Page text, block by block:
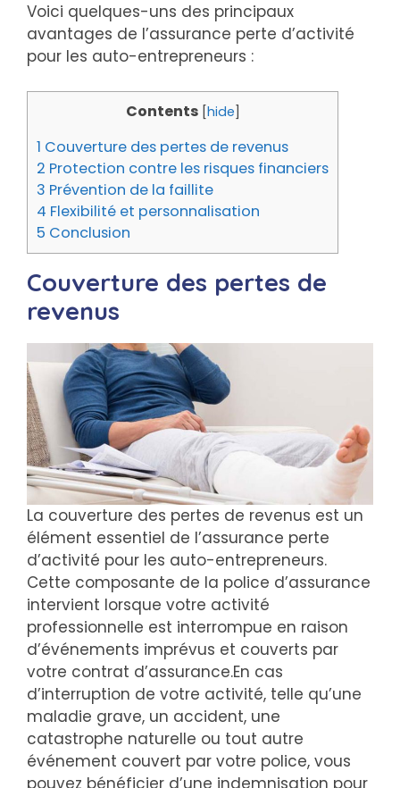
Voici quelques-uns des principaux
avantages de l’assurance perte d’activité
pour les auto-entrepreneurs :
Contents [hide]
1 Couverture des pertes de revenus
2 Protection contre les risques financiers
3 Prévention de la faillite
4 Flexibilité et personnalisation
5 Conclusion
Couverture des pertes de
revenus
La couverture des pertes de revenus est un
élément essentiel de l’assurance perte
d’activité pour les auto-entrepreneurs.
Cette composante de la police d’assurance
intervient lorsque votre activité
professionnelle est interrompue en raison
d’événements imprévus et couverts par
votre contrat d’assurance.En cas
d’interruption de votre activité, telle qu’une
maladie grave, un accident, une
catastrophe naturelle ou tout autre
événement couvert par votre police, vous
pouvez bénéficier d’une indemnisation pour